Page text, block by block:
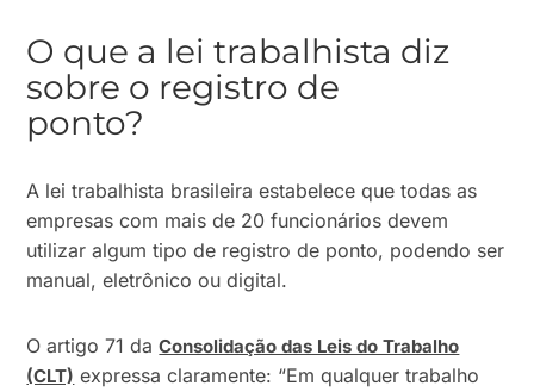
O que a lei trabalhista diz
sobre o registro de
ponto?
A lei trabalhista brasileira estabelece que todas as
empresas com mais de 20 funcionários devem
utilizar algum tipo de registro de ponto, podendo ser
manual, eletrônico ou digital.
O artigo 71 daConsolidação das Leis do Trabalho
(CLT) expressa claramente: “Em qualquer trabalho